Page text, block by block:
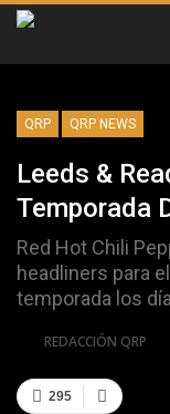
QRP QRP NEWS
Leeds &
Temporada
Red Hot Chili
headliners para
temporada los
REDACCIÓN QRP
295